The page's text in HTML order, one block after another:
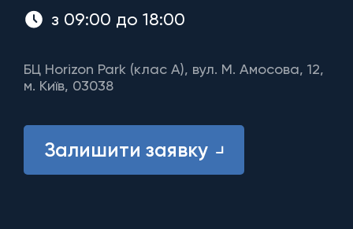
з 09:00 до 18:00
БЦ Horizon Park (клас A), вул. М. Амосова, 12,
м. Київ, 03038
Залишити заявку